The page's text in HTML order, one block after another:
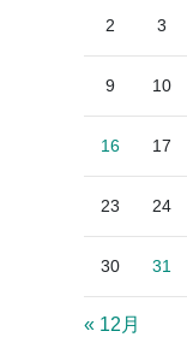
2 3
9 10
16 17
23 24
30 31
« 12月